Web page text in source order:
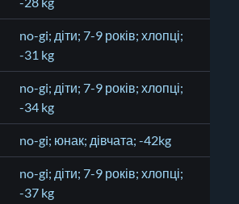
no-gi; діти; 7-9 років; хлопці;
-31 kg
no-gi; діти; 7-9 років; хлопці;
-34 kg
no-gi; юнак; дівчата; -42kg
no-gi; діти; 7-9 років; хлопці;
-37 kg